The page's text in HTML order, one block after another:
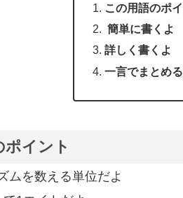
この用語のポ
簡単に書くよ
詳しく書くよ
一言でまとめ
ポイント
ムを数える単位だよ